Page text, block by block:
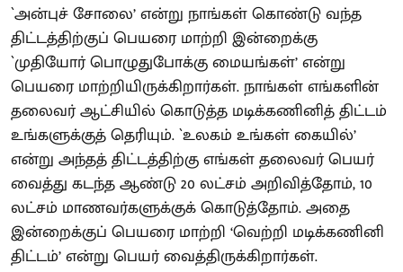
`அன்புச் சோலை’ என்று நாங்கள் கொண்டு வந்த
திட்டத்திற்குப் பெயரை மாற்றி இன்றைக்கு
`முதியோர் பொழுதுபோக்கு மையங்கள்’ என்று
பெயரை மாற்றியிருக்கிறார்கள். நாங்கள் எங்களின்
தலைவர் ஆட்சியில் கொடுத்த மடிக்கணினித் திட்டம்
உங்களுக்குத் தெரியும். `உலகம் உங்கள் கையில்’
என்று அந்தத் திட்டத்திற்கு எங்கள் தலைவர் பெயர்
வைத்து கடந்த ஆண்டு 20 லட்சம் அறிவித்தோம், 10
லட்சம் மாணவர்களுக்குக் கொடுத்தோம். அதை
இன்றைக்குப் பெயரை மாற்றி ‘வெற்றி மடிக்கணினி
திட்டம்’ என்று பெயர் வைத்திருக்கிறார்கள்.